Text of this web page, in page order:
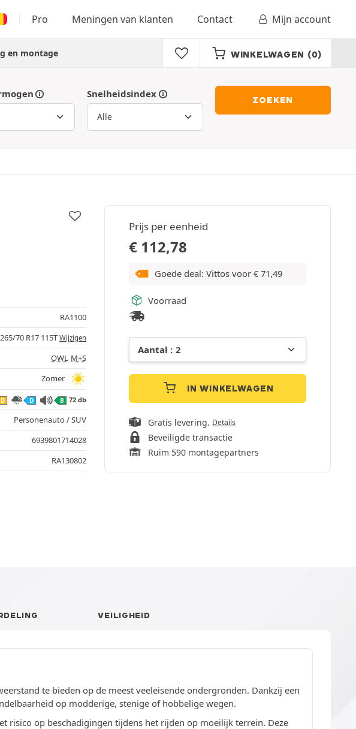
Pro Meningen van klanten Contact Mijn account
en montage WINKELWAGEN (0)
Snelheidsindex
ZOEKEN
Prijs per eenheid
€ 112,78
Goede deal: Vittos voor € 71,49
Voorraad
IN WINKELWAGEN
Gratis levering. Details
Beveiligde transactie
Ruim 590 montagepartners
RA1100
265/70 R17 115T Wijzigen
OWL M+S
Zomer
D D B 72 db
Personenauto / SUV
6939801714028
RA130802
VEILIGHEID
te bieden op de meest veeleisende ondergronden. Dankzij een
op modderige, stenige of hobbelige wegen.
risico op beschadigingen tijdens het rijden op moeilijk terrein. Deze